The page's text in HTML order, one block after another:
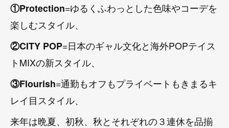
①Protection=ゆるくふわっとした色味やコーデを
楽しむスタイル、
②CITY POP=日本のギャル文化と海外POPテイス
トMIXの新スタイル、
③Flourish=通勤もオフもプライベートもきまるキ
レイ目スタイル、
来年は晩夏、初秋、秋とそれぞれの３連休を品揃